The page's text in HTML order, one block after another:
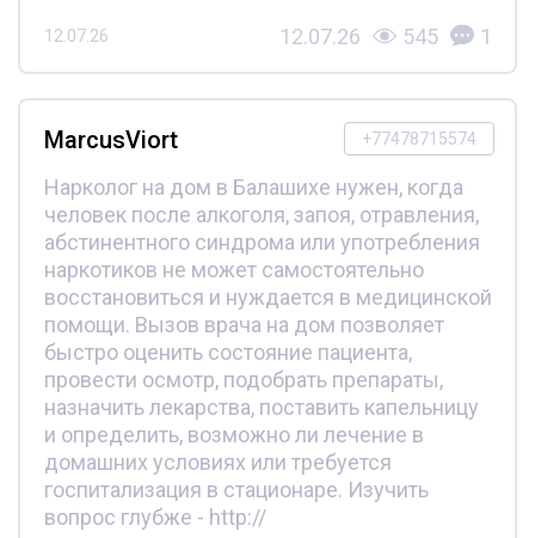
12.07.26 12.07.26 545 1
+77478715574
MarcusViort
Нарколог на дом в Балашихе нужен, когда
человек после алкоголя, запоя, отравления,
абстинентного синдрома или употребления
наркотиков не может самостоятельно
восстановиться и нуждается в медицинской
помощи. Вызов врача на дом позволяет
быстро оценить состояние пациента,
провести осмотр, подобрать препараты,
назначить лекарства, поставить капельницу
и определить, возможно ли лечение в
домашних условиях или требуется
госпитализация в стационаре. Изучить
вопрос глубже - http://